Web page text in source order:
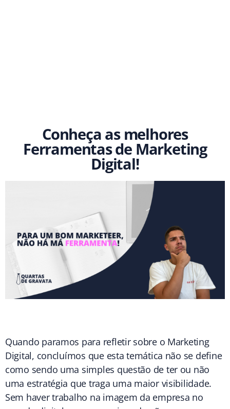
Conheça as melhores
Ferramentas de Marketing
Digital!
Quando paramos para refletir sobre o Marketing
Digital, concluímos que esta temática não se define
como sendo uma simples questão de ter ou não
uma estratégia que traga uma maior visibilidade.
Sem haver trabalho na imagem da empresa no